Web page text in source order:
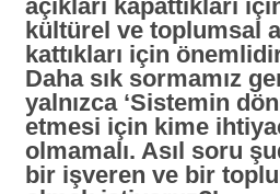
açıkları kapattıkları
kültürel ve toplumsal
kattıkları için
Daha sık sormamız
yalnızca ‘Sistemin
etmesi için kime
olmamalı. Asıl soru
bir işveren ve bir